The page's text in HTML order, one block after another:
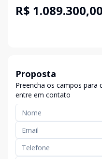
R$ 1.089.300,00
Proposta
Preencha os campos para
entre em contato